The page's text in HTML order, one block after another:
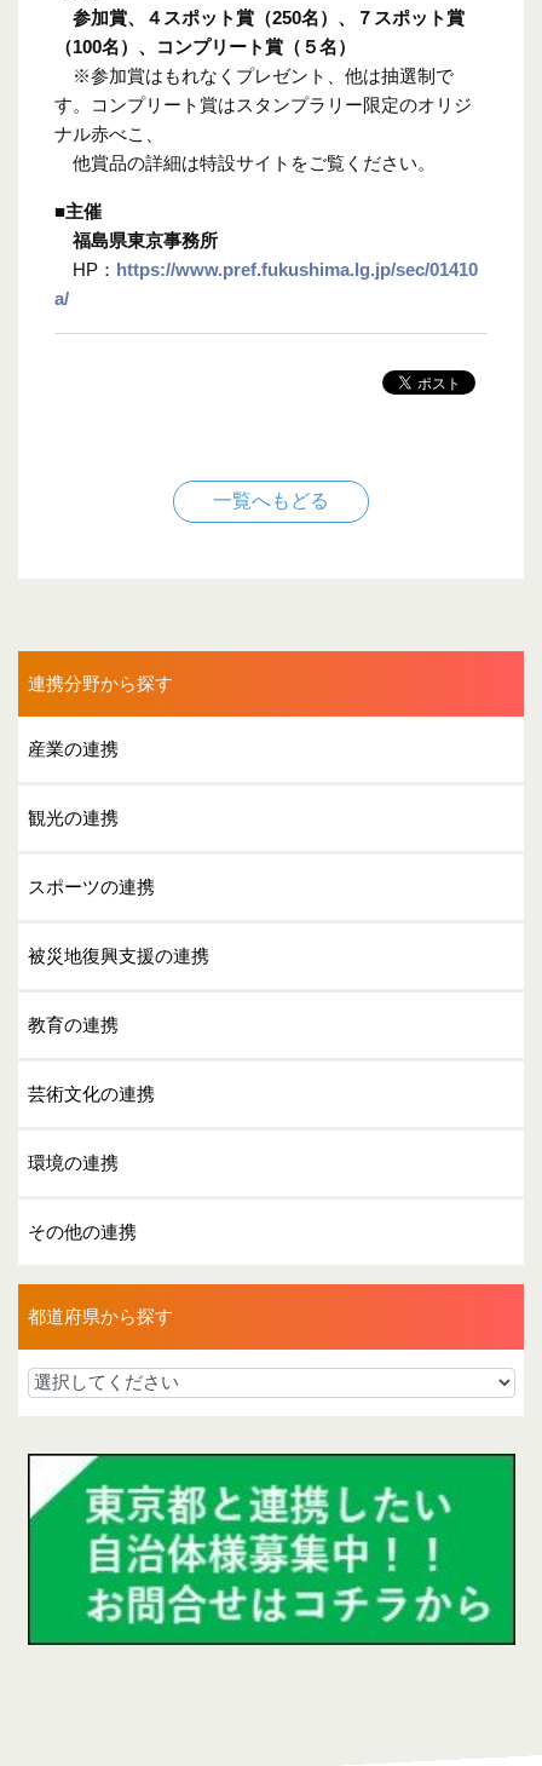
参加賞、４スポット賞（250名）、７スポット賞
（100名）、コンプリート賞（５名）
※参加賞はもれなくプレゼント、他は抽選制で
す。コンプリート賞はスタンプラリー限定のオリジ
ナル赤べこ、
他賞品の詳細は特設サイトをご覧ください。
■主催
福島県東京事務所
HP ： https://www.pref.fukushima.lg.jp/sec/01410
a/
一覧へもどる
連携分野から探す
産業の連携
観光の連携
スポーツの連携
被災地復興支援の連携
教育の連携
芸術文化の連携
環境の連携
その他の連携
都道府県から探す